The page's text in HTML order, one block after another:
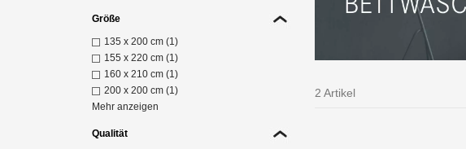
2 Artikel
Größe
135 x 200 cm (1)
155 x 220 cm (1)
160 x 210 cm (1)
200 x 200 cm (1)
Mehr anzeigen
Qualität